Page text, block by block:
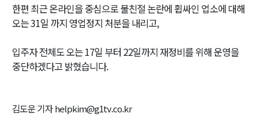
한편 최근 온라인을 중심으로 불친절 논란에 휩싸인 업소에 대해
오는 31일 까지 영업정지 처분을 내리고,
입주자 전체도 오는 17일 부터 22일까지 재정비를 위해 운영을
중단하겠다고 밝혔습니다.
김도운 기자 helpkim@g1tv.co.kr